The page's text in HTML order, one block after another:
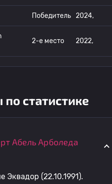
Победитель 2024,
2-е место 2022,
статистике
Абель Арболеда
Эквадор (22.10.1991).